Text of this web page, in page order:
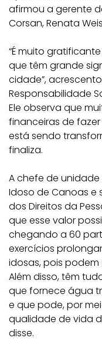
afirmou a gerente
Corsan, Renata
“É muito
que têm grande
cidade”,
Responsabilidade
Ele observa que
financeiras de
está sendo
finaliza.
A chefe de
Idoso de Canoas e
dos Direitos da
que esse valor
chegando a 60
exercícios
idosas, pois
Além disso, têm
que fornece água
e que pode, por
qualidade de vida
disse.